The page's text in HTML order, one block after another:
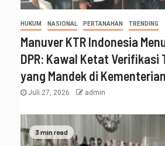
HUKUM NASIONAL PERTANAHAN TRENDING
Manuver KTR Indonesia
DPR: Kawal Ketat Verifikasi
yang Mandek di Kementerian
Juli 27, 2026 admin
3 min read